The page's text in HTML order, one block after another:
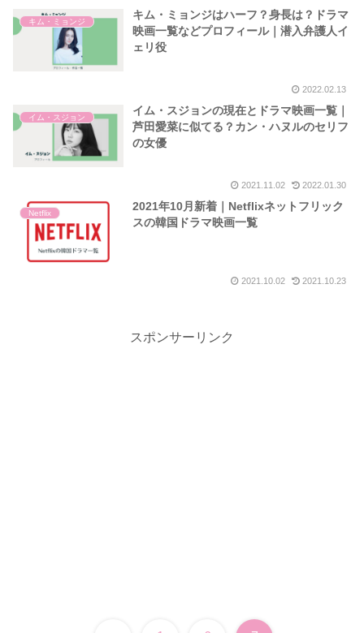
キム・ミョンジ
キム・ミョンジはハーフ？身長は？ドラマ
映画一覧などプロフィール｜潜入弁護人イ
ェリ役
2022.02.13
イム・スジョン
イム・スジョンの現在とドラマ映画一覧｜
芦田愛菜に似てる？カン・ハヌルのセリフ
の女優
2021.11.02 2022.01.30
Netflix
2021年10月新着｜Netflixネットフリック
スの韓国ドラマ映画一覧
2021.10.02 2021.10.23
スポンサーリンク